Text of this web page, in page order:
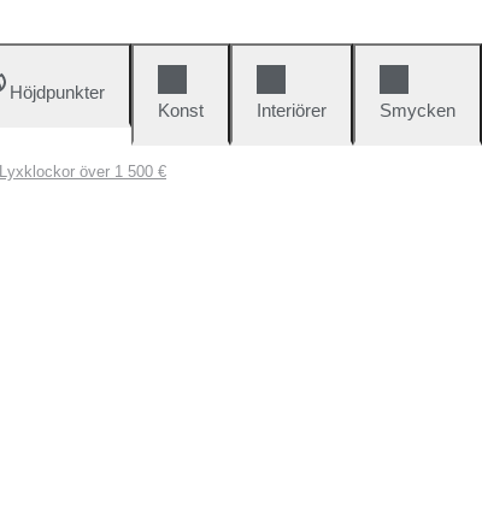
Höjdpunkter
Konst
Interiörer Smycken
Lyxklockor över 1 500 €